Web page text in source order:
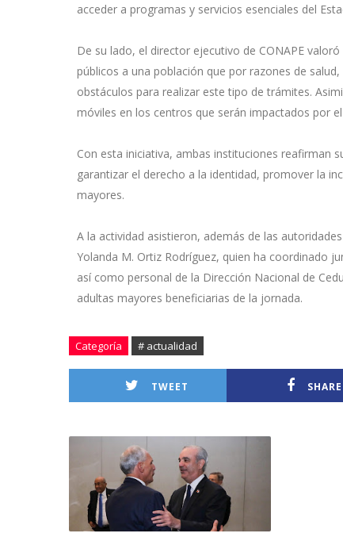
acceder a programas y servicios esenciales del
De su lado, el director ejecutivo de CONAPE
públicos a una población que por razones de
obstáculos para realizar este tipo de trámites.
móviles en los centros que serán impactados por
Con esta iniciativa, ambas instituciones reafirman
garantizar el derecho a la identidad, promover la
mayores.
A la actividad asistieron, además de las
Yolanda M. Ortiz Rodríguez, quien ha coordinado
así como personal de la Dirección Nacional de
adultas mayores beneficiarias de la jornada.
Categoría # actualidad
TWEET SHARE